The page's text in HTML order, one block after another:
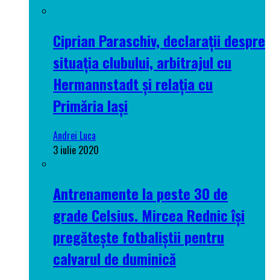
Ciprian Paraschiv, declarații despre
situația clubului, arbitrajul cu
Hermannstadt și relația cu
Primăria Iași
Andrei Luca
3 iulie 2020
Antrenamente la peste 30 de
grade Celsius. Mircea Rednic își
pregătește fotbaliștii pentru
calvarul de duminică